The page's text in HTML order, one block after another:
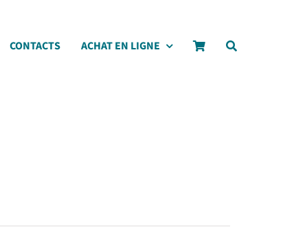
CONTACTS ACHAT EN LIGNE